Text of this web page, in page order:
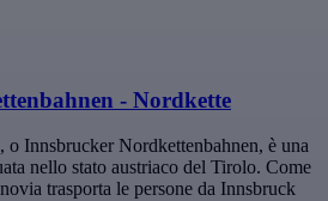
- Nordkette
Innsbrucker Nordkettenbahnen, è una
nello stato austriaco del Tirolo. Come
trasporta le persone da Innsbruck